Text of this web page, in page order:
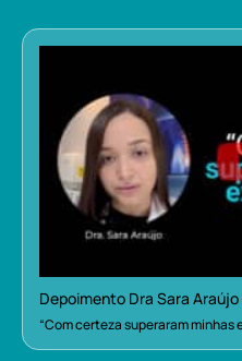
Depoimento Dra Sara
“Com certeza superaram minhas